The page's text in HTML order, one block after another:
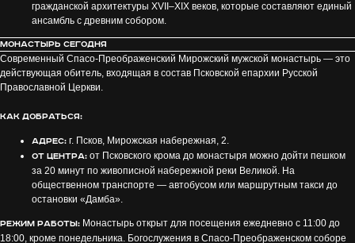
гражданской архитектуры XVII–XIX веков, которые составляют единый
ансамбль с древним собором.
Монастырь сегодня
Современный Спасо-Преображенский Мирожский мужской монастырь — это
действующая обитель, входящая в состав Псковской епархии Русской
Православной Церкви.
Как добраться:
Адрес: г. Псков, Мирожская набережная, 2.
От центра: от Псковского крома до монастыря можно дойти пешком
за 20 минут по живописной набережной реки Великой. На
общественном транспорте — автобусом или маршрутным такси до
остановки «Дамба».
Режим работы: Монастырь открыт для посещения ежедневно с 11:00 до
18:00, кроме понедельника. Богослужения в Спасо-Преображенском соборе